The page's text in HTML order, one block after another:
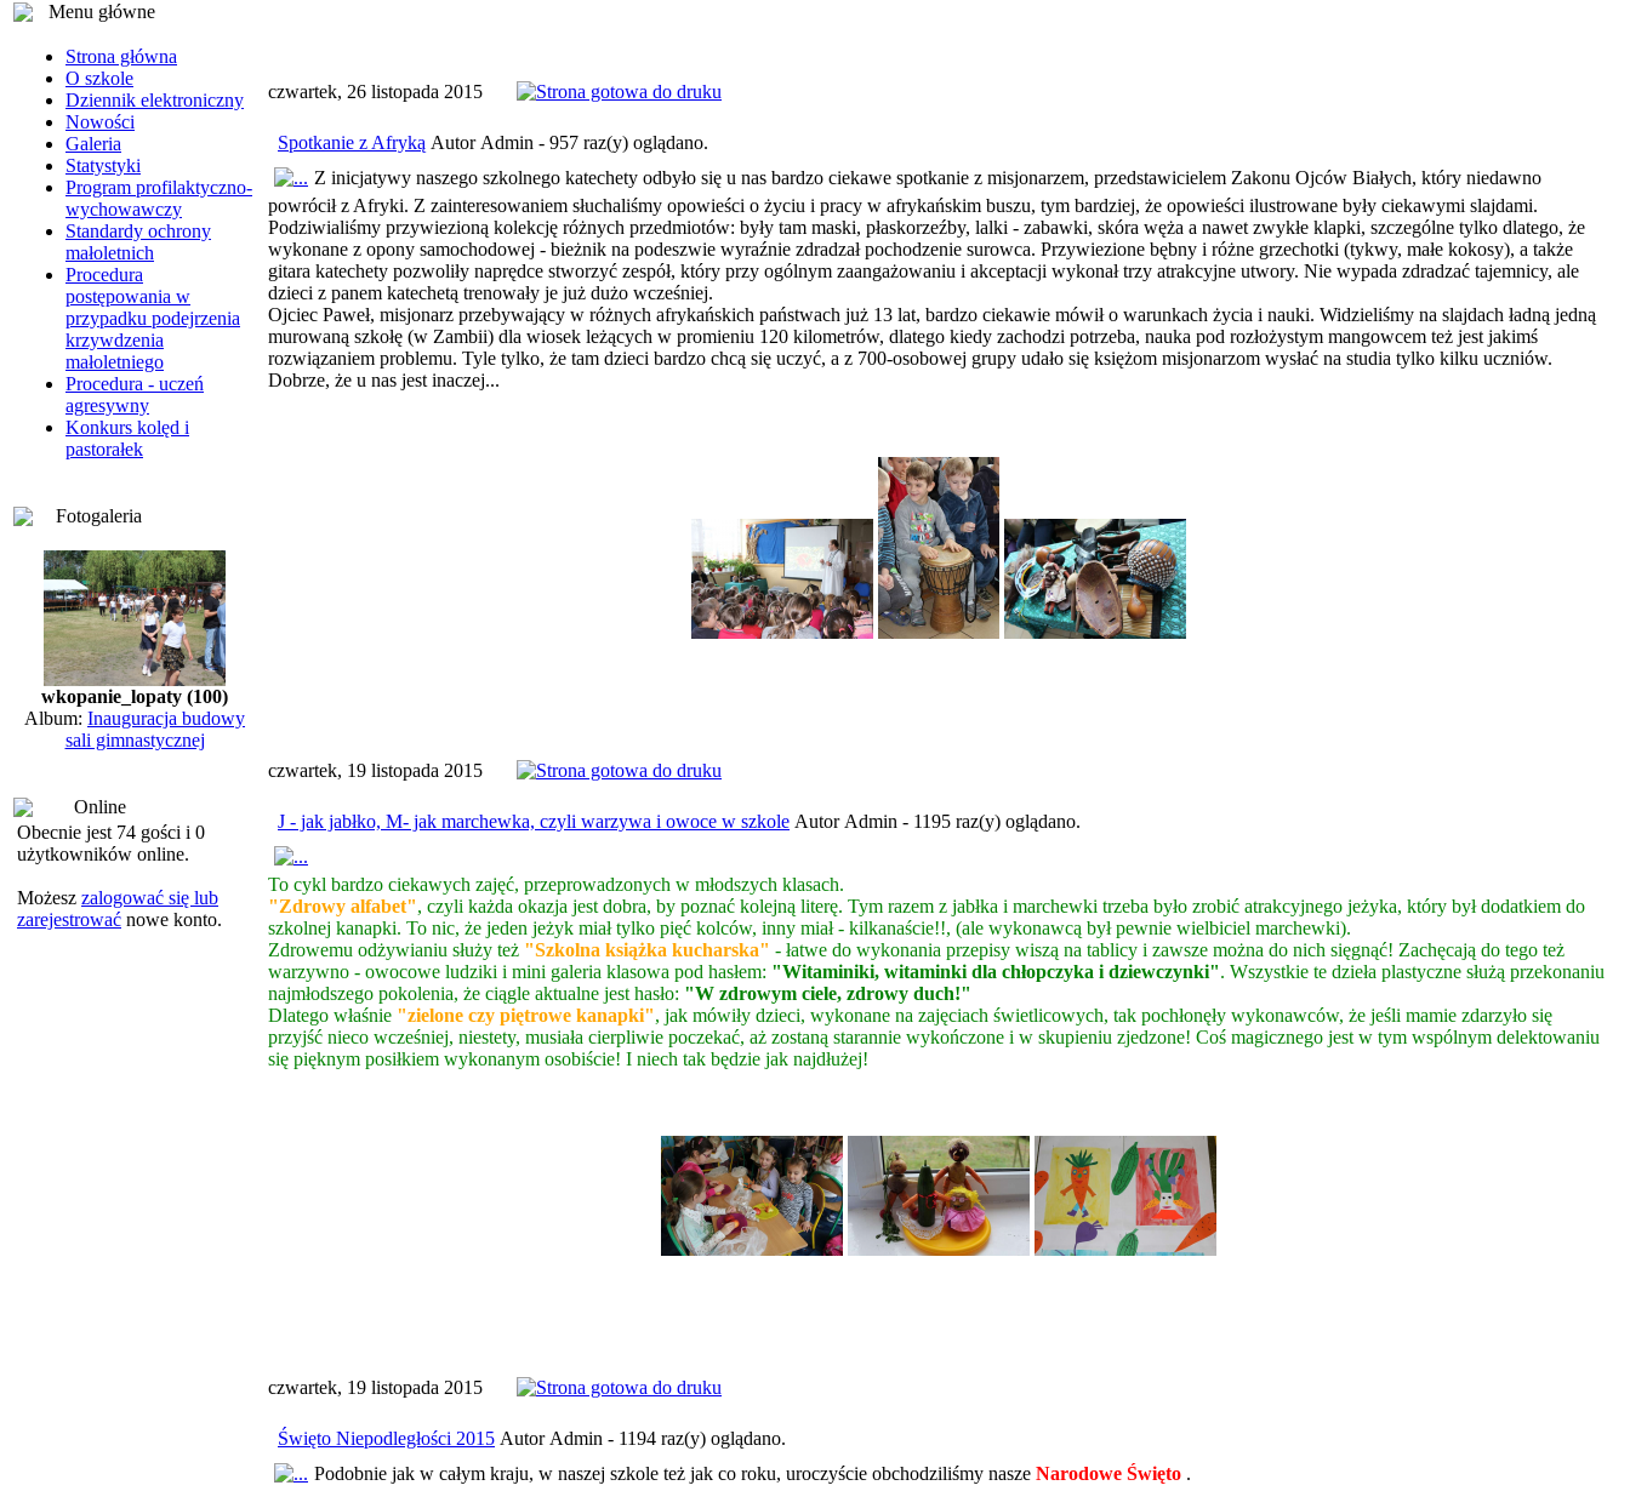
Menu główne
Strona główna
O szkole
Dziennik elektroniczny
Nowości
Galeria
Statystyki
Program profilaktyczno-
wychowawczy
Standardy ochrony
małoletnich
Procedura
postępowania w
przypadku podejrzenia
krzywdzenia
małoletniego
Procedura - uczeń
agresywny
Konkurs kolęd i
pastorałek
Fotogaleria
wkopanie_lopaty (100)
Album: Inauguracja budowy
sali gimnastycznej
Online
Obecnie jest 74 gości i 0
użytkowników online.
Możesz zalogować się lub
zarejestrować nowe konto.
czwartek, 26 listopada 2015
Spotkanie z Afryką Autor Admin - 957 raz(y) oglądano.
Z inicjatywy naszego szkolnego katechety odbyło się u nas bardzo ciekawe spotkanie z misjonarzem, przedstawicielem Zakonu Ojców Białych, który niedawno
powrócił z Afryki. Z zainteresowaniem słuchaliśmy opowieści o życiu i pracy w afrykańskim buszu, tym bardziej, że opowieści ilustrowane były ciekawymi slajdami.
Podziwialiśmy przywiezioną kolekcję różnych przedmiotów: były tam maski, płaskorzeźby, lalki - zabawki, skóra węża a nawet zwykłe klapki, szczególne tylko dlatego, że
wykonane z opony samochodowej - bieżnik na podeszwie wyraźnie zdradzał pochodzenie surowca. Przywiezione bębny i różne grzechotki (tykwy, małe kokosy), a także
gitara katechety pozwoliły naprędce stworzyć zespół, który przy ogólnym zaangażowaniu i akceptacji wykonał trzy atrakcyjne utwory. Nie wypada zdradzać tajemnicy, ale
dzieci z panem katechetą trenowały je już dużo wcześniej.
Ojciec Paweł, misjonarz przebywający w różnych afrykańskich państwach już 13 lat, bardzo ciekawie mówił o warunkach życia i nauki. Widzieliśmy na slajdach ładną jedną
murowaną szkołę (w Zambii) dla wiosek leżących w promieniu 120 kilometrów, dlatego kiedy zachodzi potrzeba, nauka pod rozłożystym mangowcem też jest jakimś
rozwiązaniem problemu. Tyle tylko, że tam dzieci bardzo chcą się uczyć, a z 700-osobowej grupy udało się księżom misjonarzom wysłać na studia tylko kilku uczniów.
Dobrze, że u nas jest inaczej...
czwartek, 19 listopada 2015
J - jak jabłko, M- jak marchewka, czyli warzywa i owoce w szkole Autor Admin - 1195 raz(y) oglądano.
To cykl bardzo ciekawych zajęć, przeprowadzonych w młodszych klasach.
"Zdrowy alfabet", czyli każda okazja jest dobra, by poznać kolejną literę. Tym razem z jabłka i marchewki trzeba było zrobić atrakcyjnego jeżyka, który był dodatkiem do
szkolnej kanapki. To nic, że jeden jeżyk miał tylko pięć kolców, inny miał - kilkanaście!!, (ale wykonawcą był pewnie wielbiciel marchewki).
Zdrowemu odżywianiu służy też "Szkolna książka kucharska" - łatwe do wykonania przepisy wiszą na tablicy i zawsze można do nich sięgnąć! Zachęcają do tego też
warzywno - owocowe ludziki i mini galeria klasowa pod hasłem: "Witaminiki, witaminki dla chłopczyka i dziewczynki". Wszystkie te dzieła plastyczne służą przekonaniu
najmłodszego pokolenia, że ciągle aktualne jest hasło: "W zdrowym ciele, zdrowy duch!"
Dlatego właśnie "zielone czy piętrowe kanapki", jak mówiły dzieci, wykonane na zajęciach świetlicowych, tak pochłonęły wykonawców, że jeśli mamie zdarzyło się
przyjść nieco wcześniej, niestety, musiała cierpliwie poczekać, aż zostaną starannie wykończone i w skupieniu zjedzone! Coś magicznego jest w tym wspólnym delektowaniu
się pięknym posiłkiem wykonanym osobiście! I niech tak będzie jak najdłużej!
czwartek, 19 listopada 2015
Święto Niepodległości 2015 Autor Admin - 1194 raz(y) oglądano.
Podobnie jak w całym kraju, w naszej szkole też jak co roku, uroczyście obchodziliśmy nasze Narodowe Święto .